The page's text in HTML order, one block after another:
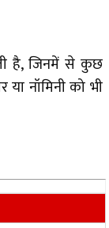
है, जिनमें से कुछ
या नॉमिनी को भी